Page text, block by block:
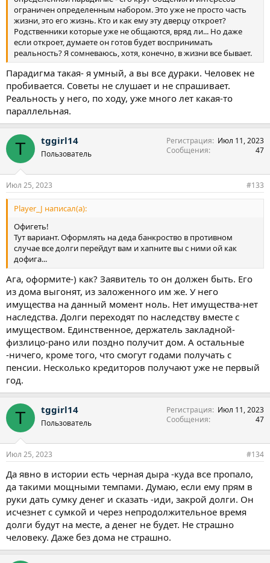
ограничен определенным набором. Это уже не просто часть
жизни, это его жизнь. Кто и как ему эту дверцу откроет?
Родственники которые уже не общаются, вряд ли... Но даже
если откроет, думаете он готов будет воспринимать
реальность? Я сомневаюсь, хотя, конечно, в жизни все бывает.
Парадигма такая- я умный, а вы все дураки. Человек не
пробивается. Советы не слушает и не спрашивает.
Реальность у него, по ходу, уже много лет какая-то
параллельная.
T tggirl14
Пользователь
Регистрация
Июл 11, 2023
Сообщения
47
Июл 25, 2023 #133
Player_J написал(а):
Офигеть!
Тут вариант. Оформлять на деда банкроство в противном
случае все долги перейдут вам и хапните вы с ними ой как
дофига...
Ага, оформите-) как? Заявитель то он должен быть. Его
из дома выгонят, из заложенного им же. У него
имущества на данный момент ноль. Нет имущества-нет
наследства. Долги переходят по наследству вместе с
имуществом. Единственное, держатель закладной-
физлицо-рано или поздно получит дом. А остальные
-ничего, кроме того, что смогут годами получать с
пенсии. Несколько кредиторов получают уже не первый
год.
T tggirl14
Пользователь
Регистрация
Июл 11, 2023
Сообщения
47
Июл 25, 2023 #134
Да явно в истории есть черная дыра -куда все пропало,
да такими мощными темпами. Думаю, если ему прям в
руки дать сумку денег и сказать -иди, закрой долги. Он
исчезнет с сумкой и через непродолжительное время
долги будут на месте, а денег не будет. Не страшно
человеку. Даже без дома не страшно.